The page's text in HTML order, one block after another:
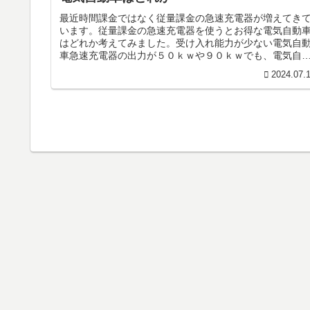
最近時間課金ではなく従量課金の急速充電器が増えてきて
います。従量課金の急速充電器を使うとお得な電気自動
はどれか考えてみました。受け入れ能力が少ない電気自動
車急速充電器の出力が５０ｋｗや９０ｋｗでも、電気自動